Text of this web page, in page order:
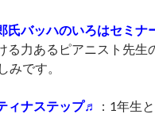
氏バッハのいろはセミナ
る力あるピアニスト先生
みです。
ィナステップ♬
：1年生